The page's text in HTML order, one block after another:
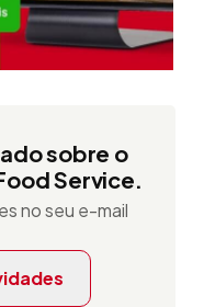
sobre o
Service.
no seu e-mail